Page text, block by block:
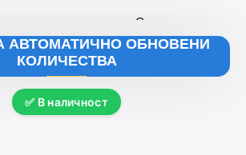
След
хладилник и да се сервира в рамките
Не е за човешка консумация
сок от юка шидигера карагенан
АВТОМАТИЧНО ОБНОВЕНИ
КОЛИЧЕСТВА
✅ В наличност